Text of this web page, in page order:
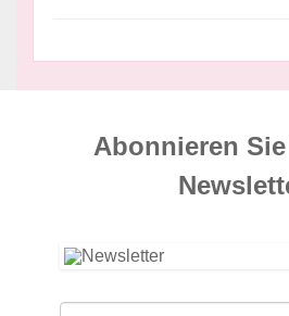
Abonnieren